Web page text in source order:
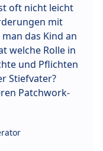
oft nicht leicht
mit
das Kind an
welche Rolle in
und Pflichten
Stiefvater?
Patchwork-